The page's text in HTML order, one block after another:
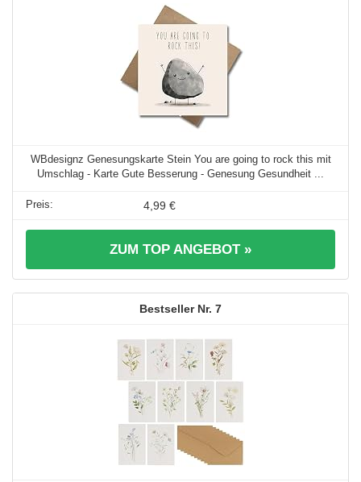
WBdesignz Genesungskarte Stein You are going to rock this mit
Umschlag - Karte Gute Besserung - Genesung Gesundheit ...
4,99 €
ZUM TOP ANGEBOT »
7